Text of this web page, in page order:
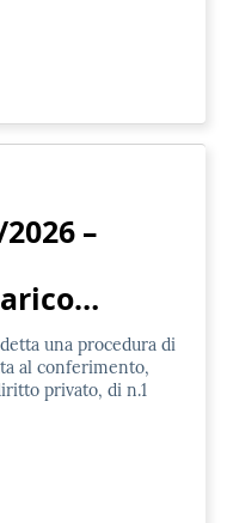
–
una procedura di
al conferimento,
privato, di n.1